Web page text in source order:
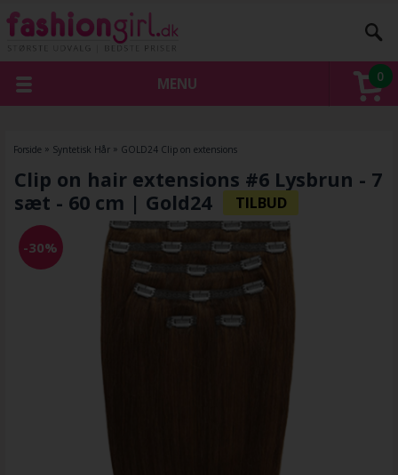
0
MENU
Forside » Syntetisk Hår» GOLD24 Clip on extensions
Clip on hair extensions #6 Lysbrun - 7
sæt - 60 cm | Gold24
-30%